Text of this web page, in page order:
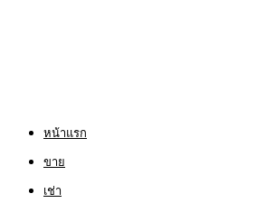
หน้าแรก
ขาย
เช่า